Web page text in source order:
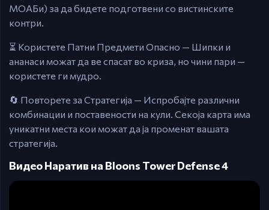
МОАБи) за да бидете подготвени со вистинските
контри.
⏳ Користете Патни Предмети Опасно — Шипки и
ананаси можат да ве спасат во криза, но чини пари —
користете ги мудро.
🔄 Повторете за Стратегија — Испробајте различни
комбинации и поставености на кули. Секоја карта има
уникатни места кои можат да ја променат вашата
стратегија.
Видео Наратив на Bloons Tower Defense 4